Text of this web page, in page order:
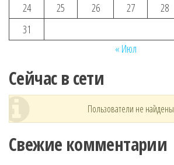
24
25 26 27 28
31
« Июл
Сейчас в сети
Пользователи не найдены
Свежие комментарии